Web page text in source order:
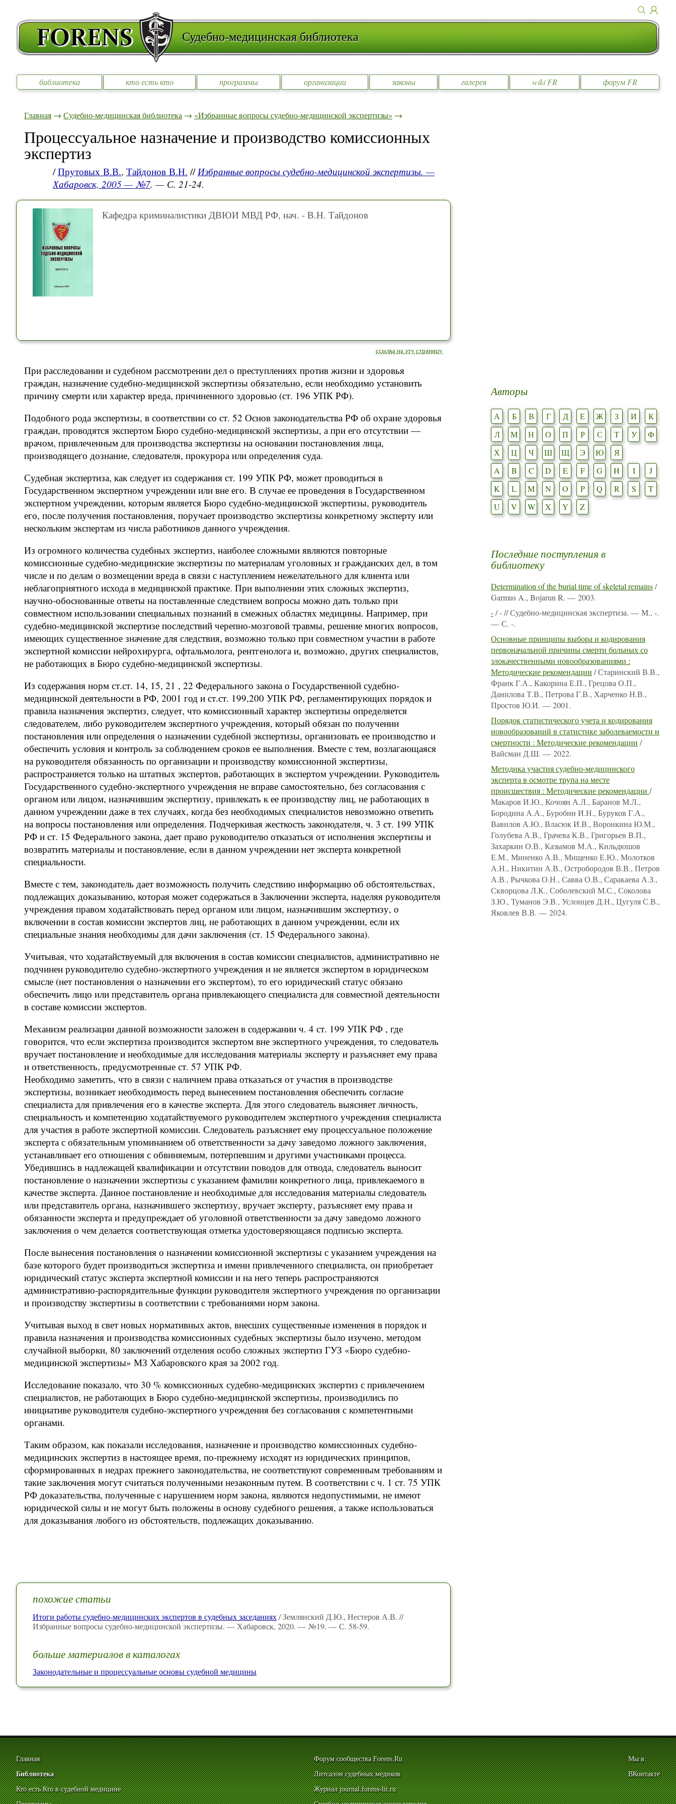
Судебно-медицинская библиотека
библиотека кто есть кто программы организации законы галерея wiki FR форум FR
Главная → Судебно-медицинская библиотека → «Избранные вопросы судебно-медицинской экспертизы» →
Процессуальное назначение и производство комиссионных
экспертиз
/Прутовых В.В., Тайдонов В.Н. //Избранные вопросы судебно-медицинской экспертизы. —
Хабаровск, 2005 — №7. — С. 21-24.
Кафедра криминалистики ДВЮИ МВД РФ, нач. - В.Н. Тайдонов
ссылка на эту страницу
При расследовании и судебном рассмотрении дел о преступлениях против жизни и здоровья
граждан, назначение судебно-медицинской экспертизы обязательно, если необходимо установить
причину смерти или характер вреда, причиненного здоровью (ст. 196 УПК РФ).
Подобного рода экспертизы, в соответствии со ст. 52 Основ законодательства РФ об охране здоровья
граждан, проводятся экспертом Бюро судебно-медицинской экспертизы, а при его отсутствии —
врачом, привлеченным для производства экспертизы на основании постановления лица,
производящего дознание, следователя, прокурора или определения суда.
Судебная экспертиза, как следует из содержания ст. 199 УПК РФ, может проводиться в
Государственном экспертном учреждении или вне его. В случае ее проведения в Государственном
экспертном учреждении, которым является Бюро судебно-медицинской экспертизы, руководитель
его, после получения постановления, поручает производство экспертизы конкретному эксперту или
нескольким экспертам из числа работников данного учреждения.
Из огромного количества судебных экспертиз, наиболее сложными являются повторные
комиссионные судебно-медицинские экспертизы по материалам уголовных и гражданских дел, в том
числе и по делам о возмещении вреда в связи с наступлением нежелательного для клиента или
неблагоприятного исхода в медицинской практике. При выполнении этих сложных экспертиз,
научно-обоснованные ответы на поставленные следствием вопросы можно дать только при
совместном использовании специальных познаний в смежных областях медицины. Например, при
судебно-медицинской экспертизе последствий черепно-мозговой травмы, решение многих вопросов,
имеющих существенное значение для следствия, возможно только при совместном участии в работе
экспертной комиссии нейрохирурга, офтальмолога, рентгенолога и, возможно, других специалистов,
не работающих в Бюро судебно-медицинской экспертизы.
Из содержания норм ст.ст. 14, 15, 21 , 22 Федерального закона о Государственной судебно-
медицинской деятельности в РФ, 2001 год и ст.ст. 199,200 УПК РФ, регламентирующих порядок и
правила назначения экспертиз, следует, что комиссионный характер экспертизы определяется
следователем, либо руководителем экспертного учреждения, который обязан по получении
постановления или определения о назначении судебной экспертизы, организовать ее производство и
обеспечить условия и контроль за соблюдением сроков ее выполнения. Вместе с тем, возлагающаяся
на руководителя обязанность по организации и производству комиссионной экспертизы,
распространяется только на штатных экспертов, работающих в экспертом учреждении. Руководитель
Государственного судебно-экспертного учреждения не вправе самостоятельно, без согласования с
органом или лицом, назначившим экспертизу, привлекать к ее производству лиц, не работающих в
данном учреждении даже в тех случаях, когда без необходимых специалистов невозможно ответить
на вопросы постановления или определения. Подчеркивая жесткость законодателя, ч. 3 ст. 199 УПК
РФ и ст. 15 Федерального закона, дает право руководителю отказаться от исполнения экспертизы и
возвратить материалы и постановление, если в данном учреждении нет эксперта конкретной
специальности.
Вместе с тем, законодатель дает возможность получить следствию информацию об обстоятельствах,
подлежащих доказыванию, которая может содержаться в Заключении эксперта, наделяя руководителя
учреждения правом ходатайствовать перед органом или лицом, назначившим экспертизу, о
включении в состав комиссии экспертов лиц, не работающих в данном учреждении, если их
специальные знания необходимы для дачи заключения (ст. 15 Федерального закона).
Учитывая, что ходатайствуемый для включения в состав комиссии специалистов, административно не
подчинен руководителю судебно-экспертного учреждения и не является экспертом в юридическом
смысле (нет постановления о назначении его экспертом), то его юридический статус обязано
обеспечить лицо или представитель органа привлекающего специалиста для совместной деятельности
в составе комиссии экспертов.
Механизм реализации данной возможности заложен в содержании ч. 4 ст. 199 УПК РФ , где
говорится, что если экспертиза производится экспертом вне экспертного учреждения, то следователь
вручает постановление и необходимые для исследования материалы эксперту и разъясняет ему права
и ответственность, предусмотренные ст. 57 УПК РФ.
Необходимо заметить, что в связи с наличием права отказаться от участия в производстве
экспертизы, возникает необходимость перед вынесением постановления обеспечить согласие
специалиста для привлечения его в качестве эксперта. Для этого следователь выясняет личность,
специальность и компетенцию ходатайствуемого руководителем экспертного учреждения специалиста
для участия в работе экспертной комиссии. Следователь разъясняет ему процессуальное положение
эксперта с обязательным упоминанием об ответственности за дачу заведомо ложного заключения,
устанавливает его отношения с обвиняемым, потерпевшим и другими участниками процесса.
Убедившись в надлежащей квалификации и отсутствии поводов для отвода, следователь выносит
постановление о назначении экспертизы с указанием фамилии конкретного лица, привлекаемого в
качестве эксперта. Данное постановление и необходимые для исследования материалы следователь
или представитель органа, назначившего экспертизу, вручает эксперту, разъясняет ему права и
обязанности эксперта и предупреждает об уголовной ответственности за дачу заведомо ложного
заключения о чем делается соответствующая отметка удостоверяющаяся подписью эксперта.
После вынесения постановления о назначении комиссионной экспертизы с указанием учреждения на
базе которого будет производиться экспертиза и имени привлеченного специалиста, он приобретает
юридический статус эксперта экспертной комиссии и на него теперь распространяются
административно-распорядительные функции руководителя экспертного учреждения по организации
и производству экспертизы в соответствии с требованиями норм закона.
Учитывая выход в свет новых нормативных актов, внесших существенные изменения в порядок и
правила назначения и производства комиссионных судебных экспертизы было изучено, методом
случайной выборки, 80 заключений отделения особо сложных экспертиз ГУЗ «Бюро судебно-
медицинской экспертизы» МЗ Хабаровского края за 2002 год.
Исследование показало, что 30 % комиссионных судебно-медицинских экспертиз с привлечением
специалистов, не работающих в Бюро судебно-медицинской экспертизы, производились по
инициативе руководителя судебно-экспертного учреждения без согласования с компетентными
органами.
Таким образом, как показали исследования, назначение и производство комиссионных судебно-
медицинских экспертиз в настоящее время, по-прежнему исходят из юридических принципов,
сформированных в недрах прежнего законодательства, не соответствуют современным требованиям и
такие заключения могут считаться полученными незаконным путем. В соответствии с ч. 1 ст. 75 УПК
РФ доказательства, полученные с нарушением норм закона, являются недопустимыми, не имеют
юридической силы и не могут быть положены в основу судебного решения, а также использоваться
для доказывания любого из обстоятельств, подлежащих доказыванию.
похожие статьи
Итоги работы судебно-медицинских экспертов в судебных заседаниях/ Землянский Д.Ю., Нестеров А.В. //
Избранные вопросы судебно-медицинской экспертизы. — Хабаровск, 2020. — №19. — С. 58-59.
больше материалов в каталогах
Законодательные и процессуальные основы судебной медицины
Авторы
А Б В Г Д Е Ж З И
К
Л
М Н О П Р С Т У
Ф
Х
Ц Ч Ш Щ Э Ю
Я
A
B C D E F G H I
J
K
L M N O P Q R S
T
U
V W X Y Z
Последние поступления в
библиотеку
Determination of the burial time of skeletal remains/
Garmus A., Bojarun R. — 2003.
-/ - // Судебно-медицинская экспертиза. — М., -.
— С. -.
Основные принципы выбора и кодирования
первоначальной причины смерти больных со
злокачественными новообразованиями :
Методические рекомендации / Старинский В.В.,
Франк Г.А., Какорина Е.П., Грецова О.П.,
Данилова Т.В., Петрова Г.В., Харченко Н.В.,
Простов Ю.И. — 2001.
Порядок статистического учета и кодирования
новообразований в статистике заболеваемости и
смертности : Методические рекомендации /
Вайсман Д.Ш. — 2022.
Методика участия судебно-медицинского
эксперта в осмотре трупа на месте
происшествия : Методические рекомендации /
Макаров И.Ю., Кочоян А.Л., Баранов М.Л.,
Бородина А.А., Буробин И.Н., Буруков Г.А.,
Вавилов А.Ю., Власюк И.В., Воронкина Ю.М.,
Голубева А.В., Грачева К.В., Григорьев В.П.,
Захаркин О.В., Казымов М.А., Кильдюшов
Е.М., Миненко А.В., Мищенко Е.Ю., Молотков
А.Н., Никитин А.В., Остробородов В.В., Петров
А.В., Рычкова О.Н., Савва О.В., Саракаева А.З.,
Скворцова Л.К., Соболевский М.С., Соколова
З.Ю., Туманов Э.В., Услонцев Д.Н., Цугуля С.В.,
Яковлев В.В. — 2024.
Главная
Библиотека
Кто есть Кто в судебной медицине
Форум сообщества Forens.Ru
Литсалон судебных медиков
Журнал journal.forens-lit.ru
Мы в:
ВКонтакте